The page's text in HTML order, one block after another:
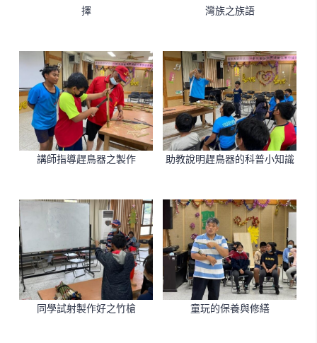
擇 灣族之族語
講師指導趕鳥器之製作 助教說明趕鳥器的科普小知識
同學試射製作好之竹槍 童玩的保養與修繕